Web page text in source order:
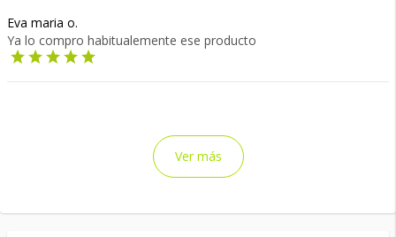
Eva maria o.
Ya lo compro habitualemente ese producto
Ver más